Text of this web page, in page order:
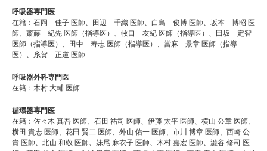
呼吸器専門医
在籍：石岡 佳子 医師、田辺 千織 医師、白鳥 俊博 医師、坂本 博昭 医
師、齋藤 紀先 医師（指導医）、牧口 友紀 医師（指導医）、田坂 定智
医師（指導医）、田中 寿志 医師（指導医）、當麻 景章 医師（指導
医）、糸賀 正道 医師
呼吸器外科専門医
在籍：木村 大輔 医師
循環器専門医
在籍：佐々木 真吾 医師、石田 祐司 医師、伊藤 太平 医師、横山 公章 医師、
横田 貴志 医師、花田 賢二 医師、外山 佑一 医師、市川 博章 医師、西崎 公
貴 医師、北山 和敬 医師、妹尾 麻衣子 医師、木村 嘉宏 医師、澁谷 修司 医